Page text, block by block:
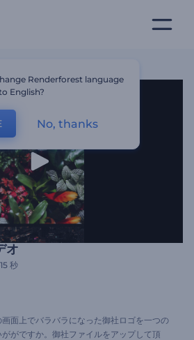
オ
15 秒
画面上でバラバラになった御社ロゴを一つの
がですか。御社ファイルをアップして頂
Renderforest language
English?
No, thanks